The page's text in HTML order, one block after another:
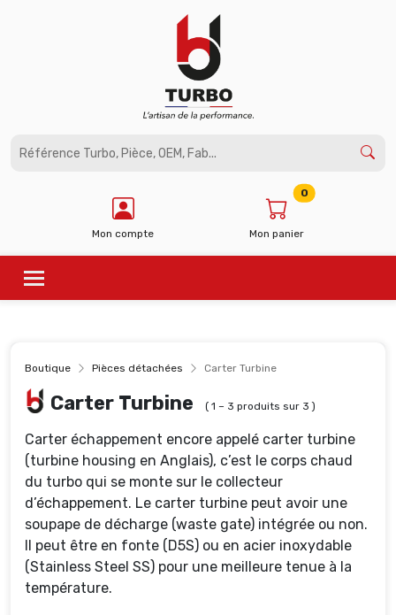
Mon compte Mon panier
0
Boutique Pièces détachées Carter Turbine
Carter Turbine ( 1 – 3 produits sur 3 )
Carter échappement encore appelé carter turbine
(turbine housing en Anglais), c’est le corps chaud
du turbo qui se monte sur le collecteur
d’échappement. Le carter turbine peut avoir une
soupape de décharge (waste gate) intégrée ou non.
Il peut être en fonte (D5S) ou en acier inoxydable
(Stainless Steel SS) pour une meilleure tenue à la
température.
Panneau de gestion des cookies